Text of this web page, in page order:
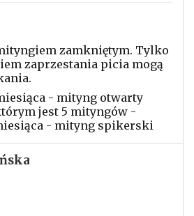
zamkniętym. Tylko
zaprzestania picia mogą
- mityng otwarty
jest 5 mityngów -
- mityng spikerski